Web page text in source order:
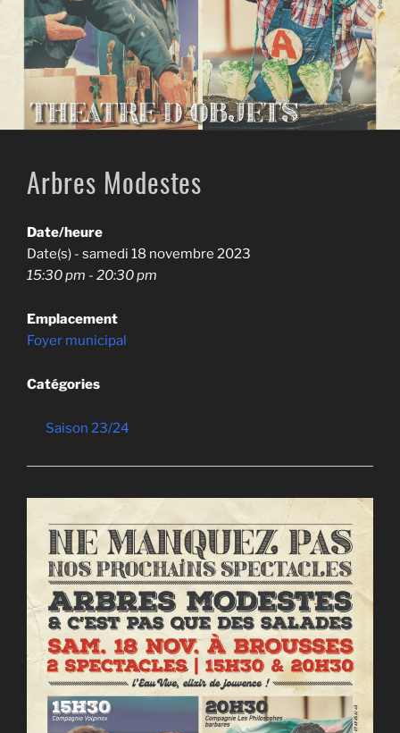
Arbres Modestes
Date/heure
Date(s) - samedi 18 novembre 2023
15:30 pm - 20:30 pm
Emplacement
Foyer municipal
Catégories
Saison 23/24